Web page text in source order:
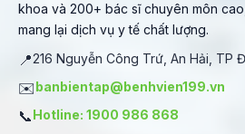
khoa và 200+ bác sĩ chuyên môn
mang lại dịch vụ y tế chất lượng.
📍216 Nguyễn Công Trứ, An Hải, TP
✉️banbientap@benhvien199.vn
📞Hotline: 1900 986 868